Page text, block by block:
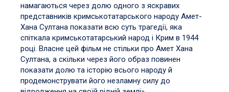
намагаються через долю одного з яскравих
представників кримськотатарського народу Амет-
Хана Султана показати всю суть трагедії, яка
спіткала кримськотатарський народ і Крим в 1944
році. Власне цей фільм не стільки про Амет Хана
Султана, а скільки через його образ повинен
показати долю та історію всього народу й
продемонструвати його незламну силу до